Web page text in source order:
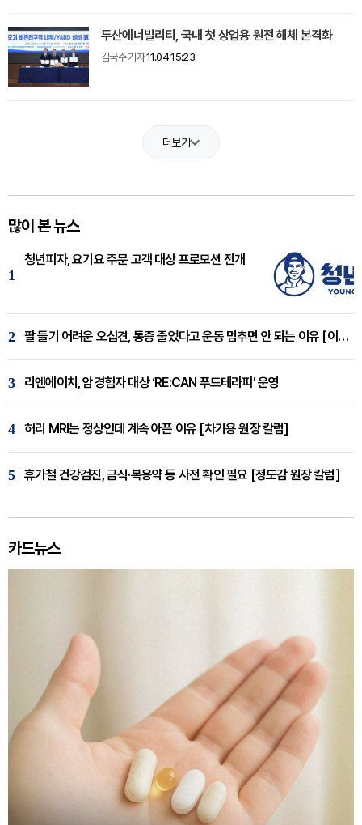
두산에너빌리티, 국내 첫 상업용 원전 해체 본격화
김국주 기자11.04 15:23
더보기
많이 본 뉴스
1
청년피자, 요기요 주문 고객 대상 프로모션 전개
2 팔 들기 어려운 오십견, 통증 줄었다고 운동 멈추면 안 되는 이유 [이병욱 원장 칼럼]
3 리엔에이치, 암경험자 대상 ‘RE:CAN 푸드테라피’ 운영
4 허리 MRI는 정상인데 계속 아픈 이유 [차기용 원장 칼럼]
5 휴가철 건강검진, 금식·복용약 등 사전 확인 필요 [정도감 원장 칼럼]
카드뉴스